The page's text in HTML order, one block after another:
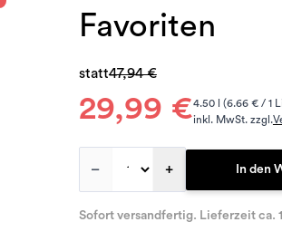
Favoriten
29,99 €
statt47,94 €
4.50 l (6.66 € / 1
inkl. MwSt. zzgl.
– + In den
Sofort versandfertig. Lieferzeit ca.